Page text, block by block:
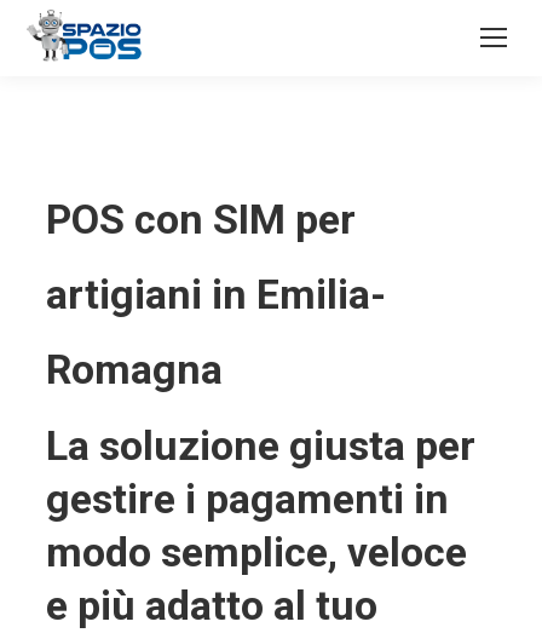
POS con SIM per
artigiani in Emilia-
Romagna
La soluzione giusta per
gestire i pagamenti in
modo semplice, veloce
e più adatto al tuo